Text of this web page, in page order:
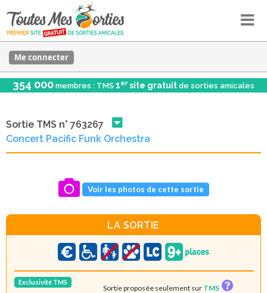
Me connecter
354 000 membres : TMS 1er site gratuit de sorties amicales
Sortie TMS n° 763267
Concert Pacific Funk Orchestra
Voir les photos de cette sortie
LA SORTIE
Exclusivité TMS
Sortie proposée seulement sur TMS